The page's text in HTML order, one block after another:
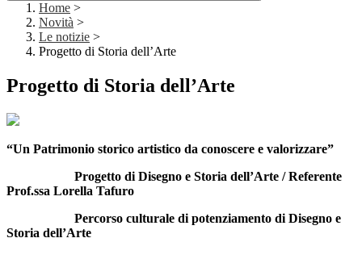
Home >
Novità >
Le notizie >
Progetto di Storia dell’Arte
Progetto di Storia dell’Arte
“Un Patrimonio storico artistico da conoscere e valorizzare”
Progetto di Disegno e Storia dell’Arte / Referente
Prof.ssa Lorella Tafuro
Percorso culturale di potenziamento di Disegno e
Storia dell’Arte